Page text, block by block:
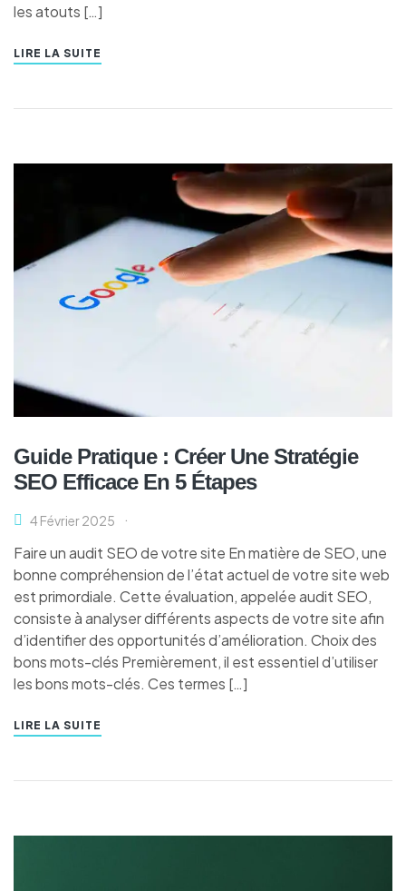
les atouts […]
LIRE LA SUITE
Guide Pratique : Créer Une Stratégie
SEO Efficace En 5 Étapes
4 Février 2025
Faire un audit SEO de votre site En matière de SEO, une
bonne compréhension de l’état actuel de votre site web
est primordiale. Cette évaluation, appelée audit SEO,
consiste à analyser différents aspects de votre site afin
d’identifier des opportunités d’amélioration. Choix des
bons mots-clés Premièrement, il est essentiel d’utiliser
les bons mots-clés. Ces termes […]
LIRE LA SUITE